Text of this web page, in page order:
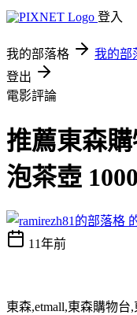
登入
我的部落格 我的部
登出
電影評論
推薦東森
泡茶壺
11年前
東森,etmall,東森購物